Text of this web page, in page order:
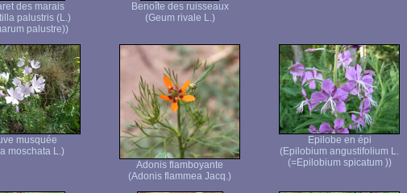
des marais
palustris (L.)
palustre))
Benoîte des ruisseaux
(Geum rivale L.)
musquée
moschata L.)
Adonis flamboyante
(Adonis flammea Jacq.)
Epilobe en épi
(Epilobium angustifolium L.
(=Epilobium spicatum ))